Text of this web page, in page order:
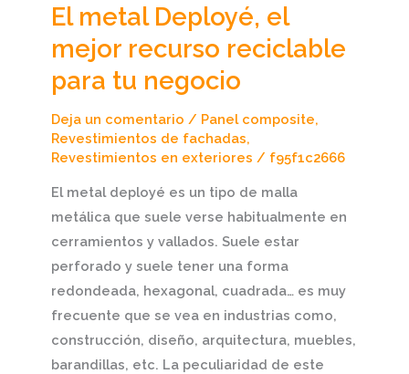
El metal Deployé, el
mejor recurso reciclable
para tu negocio
Deja un comentario / Panel composite,
Revestimientos de fachadas,
Revestimientos en exteriores / f95f1c2666
El metal deployé es un tipo de malla
metálica que suele verse habitualmente en
cerramientos y vallados. Suele estar
perforado y suele tener una forma
redondeada, hexagonal, cuadrada… es muy
frecuente que se vea en industrias como,
construcción, diseño, arquitectura, muebles,
barandillas, etc. La peculiaridad de este
negocio